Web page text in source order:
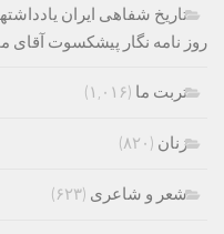
تاریخ شفاهی ایران
روز نامه نگار پیشکسوت آقای
تربت ما (۱,۰۱۶)
زنان (۸۲۰)
شعر و شاعری (۶۲۳)